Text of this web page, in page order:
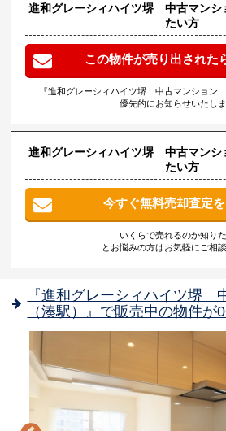
進和グレーシィハイツ堺 中古マン
たい方
この物件が売り出された
『進和グレーシィハイツ堺 中古マンション
優先的にお知らせいたしま
進和グレーシィハイツ堺 中古マン
たい方
今すぐ無料売却査定
いくらで売れるのか知りた
とお悩みの方はお気軽にご相談
『進和グレーシィハイツ堺
（湊駅）』で販売中の物件が